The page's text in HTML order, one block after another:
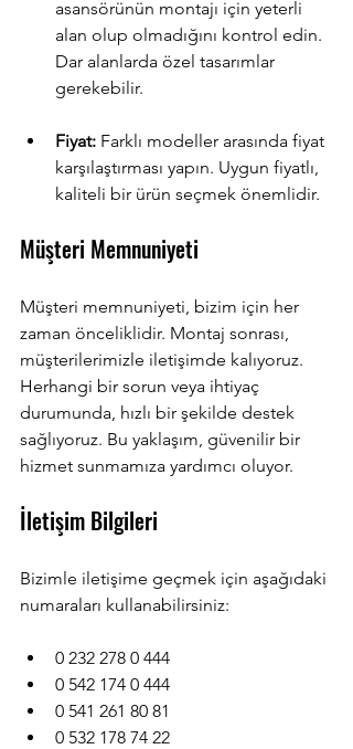
asansörünün montajı için yeterli
alan olup olmadığını kontrol edin.
Dar alanlarda özel tasarımlar
gerekebilir.
Fiyat: Farklı modeller arasında fiyat
karşılaştırması yapın. Uygun fiyatlı,
kaliteli bir ürün seçmek önemlidir.
Müşteri Memnuniyeti
Müşteri memnuniyeti, bizim için her
zaman önceliklidir. Montaj sonrası,
müşterilerimizle iletişimde kalıyoruz.
Herhangi bir sorun veya ihtiyaç
durumunda, hızlı bir şekilde destek
sağlıyoruz. Bu yaklaşım, güvenilir bir
hizmet sunmamıza yardımcı oluyor.
İletişim Bilgileri
Bizimle iletişime geçmek için aşağıdaki
numaraları kullanabilirsiniz:
0 232 278 0 444
0 542 174 0 444
0 541 261 80 81
0 532 178 74 22